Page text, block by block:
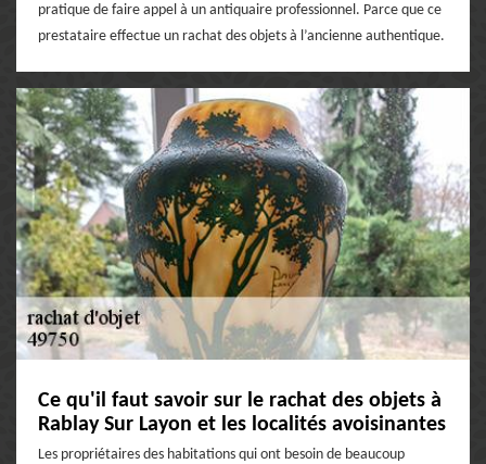
pratique de faire appel à un antiquaire professionnel. Parce que ce
prestataire effectue un rachat des objets à l’ancienne authentique.
Ce qu'il faut savoir sur le rachat des objets à
Rablay Sur Layon et les localités avoisinantes
Les propriétaires des habitations qui ont besoin de beaucoup